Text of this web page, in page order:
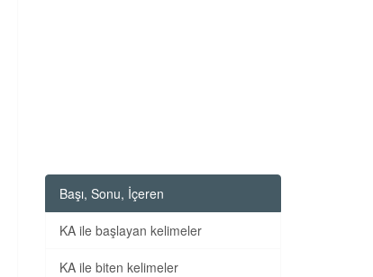
Başı, Sonu, İçeren
KA ile başlayan kelimeler
KA ile biten kelimeler